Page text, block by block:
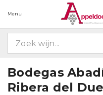
Menu
Bodegas
Ribera del